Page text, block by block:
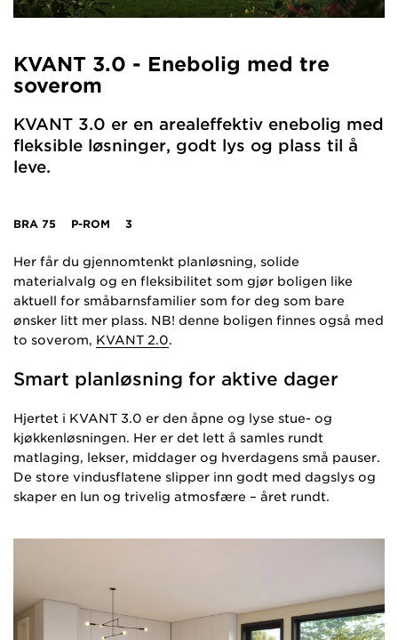
KVANT 3.0 - Enebolig med tre
soverom
KVANT 3.0 er en arealeffektiv enebolig med
fleksible løsninger, godt lys og plass til å
leve.
BRA 75 P-ROM 3
Her får du gjennomtenkt planløsning, solide
materialvalg og en fleksibilitet som gjør boligen like
aktuell for småbarnsfamilier som for deg som bare
ønsker litt mer plass. NB! denne boligen finnes også med
to soverom, KVANT 2.0.
Smart planløsning for aktive dager
Hjertet i KVANT 3.0 er den åpne og lyse stue- og
kjøkkenløsningen. Her er det lett å samles rundt
matlaging, lekser, middager og hverdagens små pauser.
De store vindusflatene slipper inn godt med dagslys og
skaper en lun og trivelig atmosfære – året rundt.